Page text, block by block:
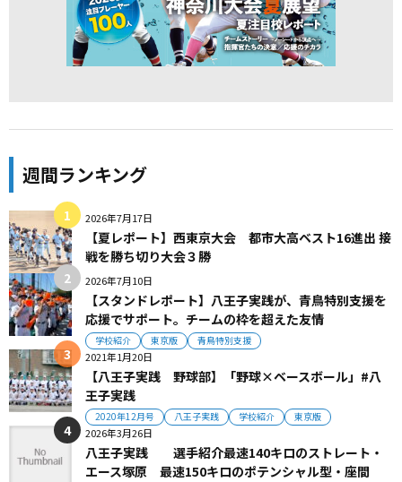
週間ランキング
2026年7月17日
【夏レポート】西東京大会 都市大高ベスト16進出 接
戦を勝ち切り大会３勝
2026年7月10日
【スタンドレポート】八王子実践が、青鳥特別支援を
応援でサポート。チームの枠を超えた友情
学校紹介 東京版 青鳥特別支援
2021年1月20日
【八王子実践 野球部】「野球×ベースボール」#八
王子実践
2020年12月号 八王子実践 学校紹介 東京版
2026年3月26日
八王子実践 選手紹介最速140キロのストレート・
エース塚原 最速150キロのポテンシャル型・座間